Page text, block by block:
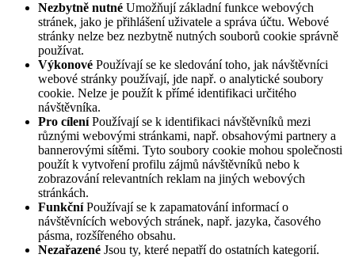
Nezbytně nutné Umožňují základní funkce webových
stránek, jako je přihlášení uživatele a správa účtu. Webové
stránky nelze bez nezbytně nutných souborů cookie správně
používat.
Výkonové Používají se ke sledování toho, jak návštěvníci
webové stránky používají, jde např. o analytické soubory
cookie. Nelze je použít k přímé identifikaci určitého
návštěvníka.
Pro cíleníPoužívají se k identifikaci návštěvníků mezi
různými webovými stránkami, např. obsahovými partnery a
bannerovými sítěmi. Tyto soubory cookie mohou společnosti
použít k vytvoření profilu zájmů návštěvníků nebo k
zobrazování relevantních reklam na jiných webových
stránkách.
FunkčníPoužívají se k zapamatování informací o
návštěvnících webových stránek, např. jazyka, časového
pásma, rozšířeného obsahu.
Nezařazené Jsou ty, které nepatří do ostatních kategorií.